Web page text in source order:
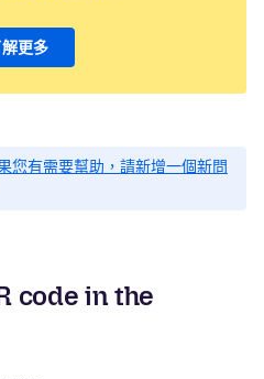
解更多
您有需要幫助，請新增一個新問
code in the